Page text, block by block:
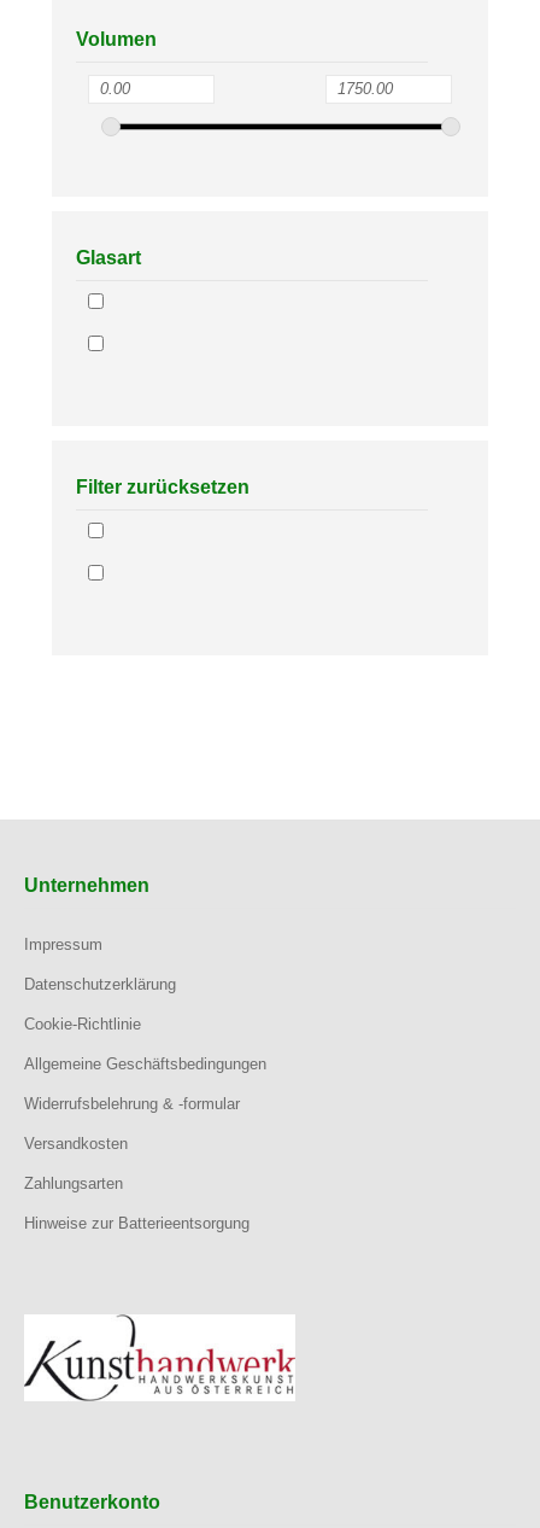
Volumen
Glasart
Filter zurücksetzen
Unternehmen
Impressum
Datenschutzerklärung
Cookie-Richtlinie
Allgemeine Geschäftsbedingungen
Widerrufsbelehrung & -formular
Versandkosten
Zahlungsarten
Hinweise zur Batterieentsorgung
Benutzerkonto